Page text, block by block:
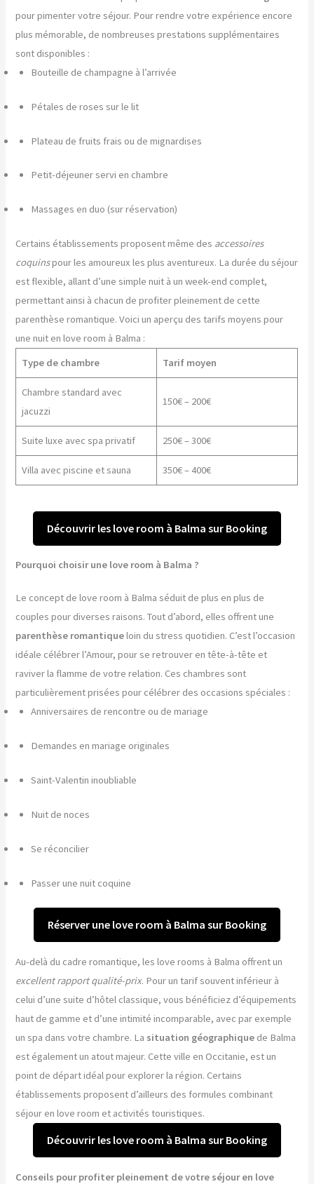
pour pimenter votre séjour. Pour rendre votre expérience encore
plus mémorable, de nombreuses prestations supplémentaires
sont disponibles :
Bouteille de champagne à l’arrivée
Pétales de roses sur le lit
Plateau de fruits frais ou de mignardises
Petit-déjeuner servi en chambre
Massages en duo (sur réservation)
Certains établissements proposent même des accessoires
coquinspour les amoureux les plus aventureux. La durée du séjour
est flexible, allant d’une simple nuit à un week-end complet,
permettant ainsi à chacun de profiter pleinement de cette
parenthèse romantique. Voici un aperçu des tarifs moyens pour
une nuit en love room à Balma :
Type de chambre
Tarif moyen
Chambre standard avec
jacuzzi
150€ – 200€
Suite luxe avec spa privatif 250€ – 300€
Villa avec piscine et sauna 350€ – 400€
Découvrir les love room à Balma sur Booking
Pourquoi choisir une love room à Balma ?
Le concept de love room à Balma séduit de plus en plus de
couples pour diverses raisons. Tout d’abord, elles offrent une
parenthèse romantiqueloin du stress quotidien. C’est l’occasion
idéale célébrer l’Amour, pour se retrouver en tête-à-tête et
raviver la flamme de votre relation. Ces chambres sont
particulièrement prisées pour célébrer des occasions spéciales :
Anniversaires de rencontre ou de mariage
Demandes en mariage originales
Saint-Valentin inoubliable
Nuit de noces
Se réconcilier
Passer une nuit coquine
Réserver une love room à Balma sur Booking
Au-delà du cadre romantique, les love rooms à Balma offrent un
excellent rapport qualité-prix. Pour un tarif souvent inférieur à
celui d’une suite d’hôtel classique, vous bénéficiez d’équipements
haut de gamme et d’une intimité incomparable, avec par exemple
un spa dans votre chambre. La situation géographique de Balma
est également un atout majeur. Cette ville en Occitanie, est un
point de départ idéal pour explorer la région. Certains
établissements proposent d’ailleurs des formules combinant
séjour en love room et activités touristiques.
Découvrir les love room à Balma sur Booking
Conseils pour profiter pleinement de votre séjour en love